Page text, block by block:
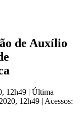
de Auxílio
12h49 | Última
12h49 | Acessos: